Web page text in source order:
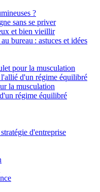
?
sans se priver
et bien vieillir
bureau : astuces et idées
pour la musculation
d'un régime équilibré
la musculation
régime équilibré
d'entreprise